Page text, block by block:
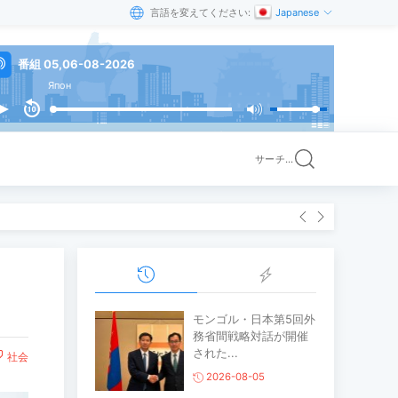
言語を変えてください: Japanese
番組 05,06-08-2026
Япон
サーチ...
社会
モンゴル・日本第5回外
務省間戦略対話が開催
された...
2026-08-05